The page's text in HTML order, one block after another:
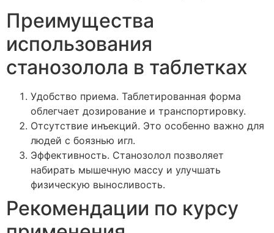
Преимущества
использования
станозолола в таблетках
Удобство приема. Таблетированная форма
облегчает дозирование и транспортировку.
Отсутствие инъекций. Это особенно важно для
людей с боязнью игл.
Эффективность. Станозолол позволяет
набирать мышечную массу и улучшать
физическую выносливость.
Рекомендации по курсу